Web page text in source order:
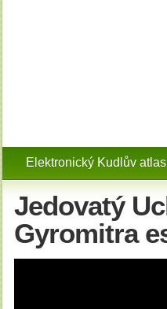
Elektronický Kudlův
Jedovatý
Gyromitra